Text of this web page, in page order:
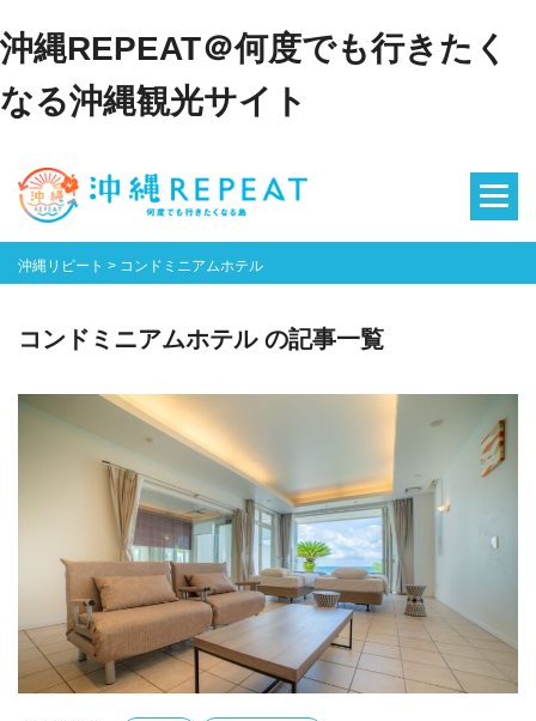
沖縄REPEAT＠何度でも行きたく
なる沖縄観光サイト
沖縄リピート > コンドミニアムホテル
コンドミニアムホテル の記事一覧